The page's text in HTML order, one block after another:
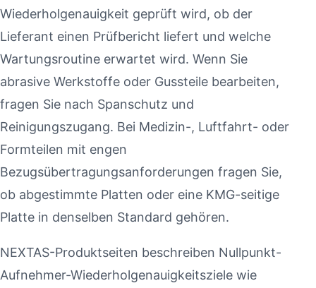
Wiederholgenauigkeit geprüft wird, ob der
Lieferant einen Prüfbericht liefert und welche
Wartungsroutine erwartet wird. Wenn Sie
abrasive Werkstoffe oder Gussteile bearbeiten,
fragen Sie nach Spanschutz und
Reinigungszugang. Bei Medizin-, Luftfahrt- oder
Formteilen mit engen
Bezugsübertragungsanforderungen fragen Sie,
ob abgestimmte Platten oder eine KMG-seitige
Platte in denselben Standard gehören.
NEXTAS-Produktseiten beschreiben Nullpunkt-
Aufnehmer-Wiederholgenauigkeitsziele wie